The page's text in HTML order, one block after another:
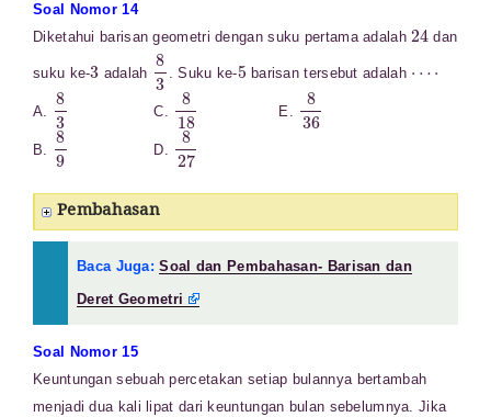
Soal Nomor 14
Diketahui barisan geometri dengan suku pertama adalah
24
dan
suku ke-
3
adalah
83
. Suku ke-
5
barisan tersebut adalah
A.
83
C.
818
E.
836
B.
89
D.
827
Pembahasan
Baca Juga:Soal dan Pembahasan- Barisan dan
Deret Geometri
Soal Nomor 15
Keuntungan sebuah percetakan setiap bulannya bertambah
menjadi dua kali lipat dari keuntungan bulan sebelumnya. Jika